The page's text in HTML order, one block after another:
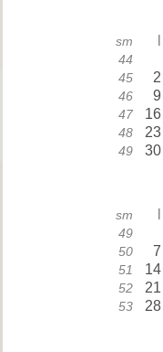
sm
44
45 2
46 9
47 16
48 23
49 30
sm
49
50 7
51 14
52 21
53 28